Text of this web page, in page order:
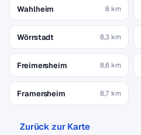
Wahlheim 8 km
Wörrstadt 8,3 km
Freimersheim 8,6 km
Framersheim 8,7 km
Zurück zur Karte